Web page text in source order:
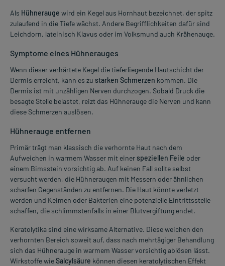
Als Hühnerauge wird ein Kegel aus Hornhaut bezeichnet, der spitz
zulaufend in die Tiefe wächst. Andere Begrifflichkeiten dafür sind
Leichdorn, lateinisch Klavus oder im Volksmund auch Krähenauge.
Symptome eines Hühnerauges
Wenn dieser verhärtete Kegel die tieferliegende Hautschicht der
Dermis erreicht, kann es zu starken Schmerzen kommen. Die
Dermis ist mit unzähligen Nerven durchzogen. Sobald Druck die
besagte Stelle belastet, reizt das Hühnerauge die Nerven und kann
diese Schmerzen auslösen.
Hühnerauge entfernen
Primär trägt man klassisch die verhornte Haut nach dem
Aufweichen in warmem Wasser mit einerspeziellen Feile oder
einem Bimsstein vorsichtig ab. Auf keinen Fall sollte selbst
versucht werden, die Hühneraugen mit Messern oder ähnlichen
scharfen Gegenständen zu entfernen. Die Haut könnte verletzt
werden und Keimen oder Bakterien eine potenzielle Eintrittsstelle
schaffen, die schlimmstenfalls in einer Blutvergiftung endet.
Keratolytika sind eine wirksame Alternative. Diese weichen den
verhornten Bereich soweit auf, dass nach mehrtägiger Behandlung
sich das Hühnerauge in warmem Wasser vorsichtig ablösen lässt.
Wirkstoffe wieSalcylsäure können diesen keratolytischen Effekt